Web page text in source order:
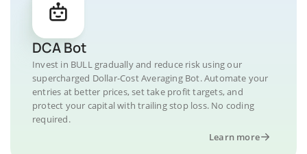
DCA Bot
Invest in BULL gradually and reduce risk using our
supercharged Dollar-Cost Averaging Bot. Automate your
entries at better prices, set take profit targets, and
protect your capital with trailing stop loss. No coding
required.
Learn more